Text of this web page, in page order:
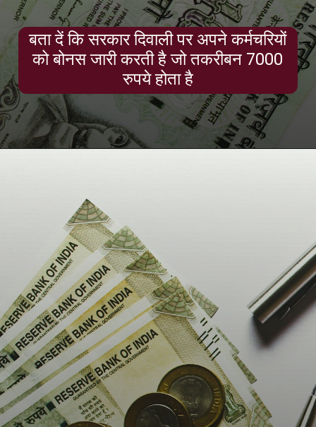
बता दें कि सरकार दिवाली पर अपने कर्मचरियों
को बोनस जारी करती है जो तकरीबन 7000
रुपये होता है